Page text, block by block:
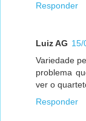
Responder
Luiz AG 15/
Variedade
problema
ver o
Responder